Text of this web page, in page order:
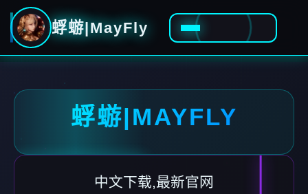
蜉蝣|MayFly
蜉蝣|MAYFLY
中文下载,最新官网